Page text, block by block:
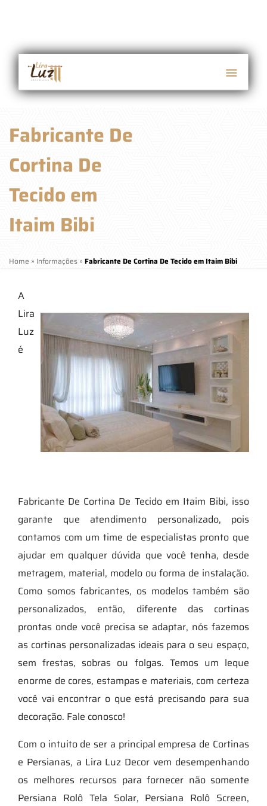
Fabricante De
Cortina De
Tecido em
Itaim Bibi
Home » Informações » Fabricante De Cortina De Tecido em Itaim Bibi
A
Lira
Luz
é
Fabricante De Cortina De Tecido em Itaim Bibi, isso
garante que atendimento personalizado, pois
contamos com um time de especialistas pronto que
ajudar em qualquer dúvida que você tenha, desde
metragem, material, modelo ou forma de instalação.
Como somos fabricantes, os modelos também são
personalizados, então, diferente das cortinas
prontas onde você precisa se adaptar, nós fazemos
as cortinas personalizadas ideais para o seu espaço,
sem frestas, sobras ou folgas. Temos um leque
enorme de cores, estampas e materiais, com certeza
você vai encontrar o que está precisando para sua
decoração. Fale conosco!
Com o intuito de ser a principal empresa de Cortinas
e Persianas, a Lira Luz Decor vem desempenhando
os melhores recursos para fornecer não somente
Persiana Rolô Tela Solar, Persiana Rolô Screen,